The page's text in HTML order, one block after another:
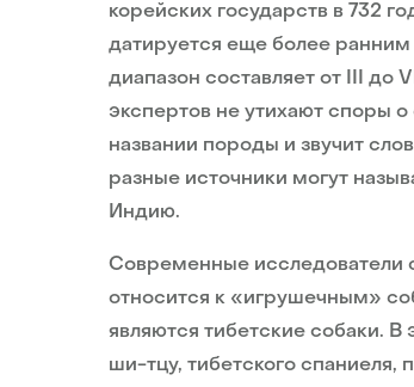
корейских государств в 732
датируется еще более
диапазон составляет от III до
экспертов не утихают споры
названии породы и звучит
разные источники могут
Индию.
Современные исследователи
относится к «игрушечным»
являются тибетские собаки. В
ши-тцу, тибетского